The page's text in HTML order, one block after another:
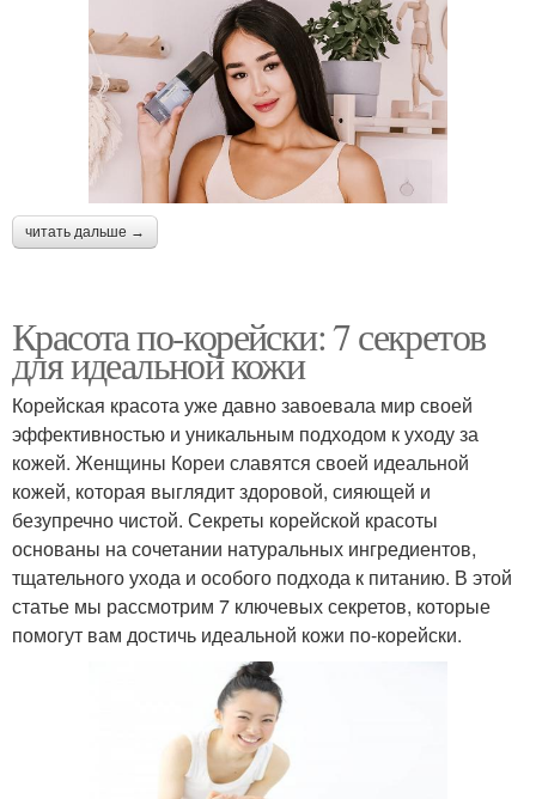
читать дальше →
Красота по-корейски: 7 секретов
для идеальной кожи
Корейская красота уже давно завоевала мир своей
эффективностью и уникальным подходом к уходу за
кожей. Женщины Кореи славятся своей идеальной
кожей, которая выглядит здоровой, сияющей и
безупречно чистой. Секреты корейской красоты
основаны на сочетании натуральных ингредиентов,
тщательного ухода и особого подхода к питанию. В этой
статье мы рассмотрим 7 ключевых секретов, которые
помогут вам достичь идеальной кожи по-корейски.